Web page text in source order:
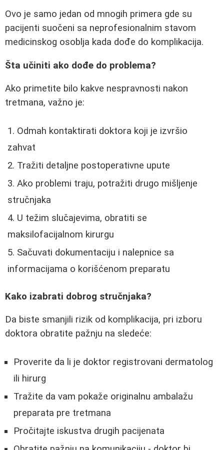
Ovo je samo jedan od mnogih primera gde su
pacijenti suočeni sa neprofesionalnim stavom
medicinskog osoblja kada dođe do komplikacija.
Šta učiniti ako dođe do problema?
Ako primetite bilo kakve nespravnosti nakon
tretmana, važno je:
Odmah kontaktirati doktora koji je izvršio
zahvat
Tražiti detaljne postoperativne upute
Ako problemi traju, potražiti drugo mišljenje
stručnjaka
U težim slučajevima, obratiti se
maksilofacijalnom kirurgu
Sačuvati dokumentaciju i nalepnice sa
informacijama o korišćenom preparatu
Kako izabrati dobrog stručnjaka?
Da biste smanjili rizik od komplikacija, pri izboru
doktora obratite pažnju na sledeće:
Proverite da li je doktor registrovani dermatolog
ili hirurg
Tražite da vam pokaže originalnu ambalažu
preparata pre tretmana
Pročitajte iskustva drugih pacijenata